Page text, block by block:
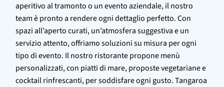
aperitivo al tramonto o un evento aziendale, il nostro
team è pronto a rendere ogni dettaglio perfetto. Con
spazi all’aperto curati, un’atmosfera suggestiva e un
servizio attento, offriamo soluzioni su misura per ogni
tipo di evento. Il nostro ristorante propone menù
personalizzati, con piatti di mare, proposte vegetariane e
cocktail rinfrescanti, per soddisfare ogni gusto. Tangaroa